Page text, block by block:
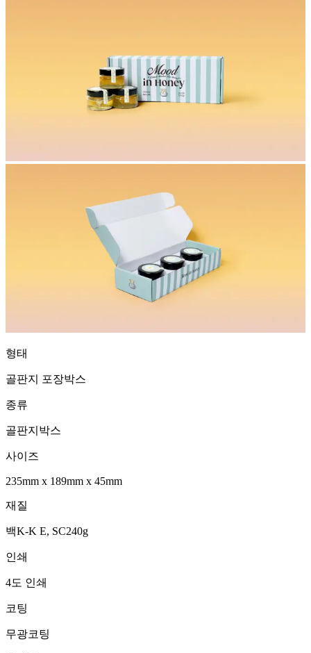
형태
골판지 포장박스
종류
골판지박스
사이즈
235mm x 189mm x 45mm
재질
백K-K E, SC240g
인쇄
4도 인쇄
코팅
무광코팅